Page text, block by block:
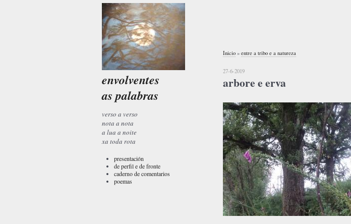
envolventes
as palabras
verso a verso
nota a nota
a lua a noite
xa toda rota
presentación
de perfil e de fronte
caderno de comentarios
poemas
Inicio » entre a tribo e a natureza
27-6-2019
arbore e erva